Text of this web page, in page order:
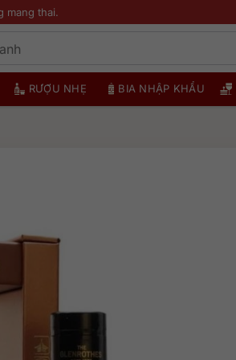
mang thai.
RƯỢU NHẸ BIA NHẬP KHẨU